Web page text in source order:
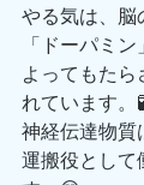
やる気は、脳
「ドーパミ
よってもた
れています。🧪
神経伝達物質
運搬役として